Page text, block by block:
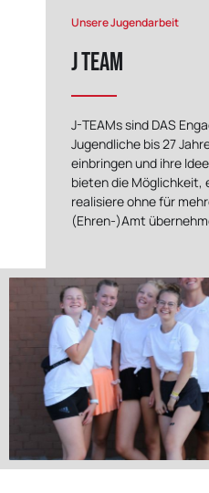
Unsere Jugendarbeit
J Team
J-TEAMs sind DAS
Jugendliche bis 27
einbringen und ihre
bieten die Möglichkeit,
realisiere ohne für
(Ehren-)Amt